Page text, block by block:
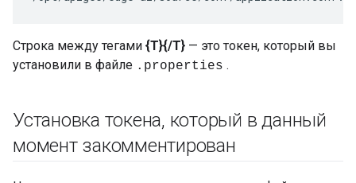
Строка между тегами {T}{/T} — это токен, который вы
установили в файле .properties .
Установка токена, который в данный
момент закомментирован